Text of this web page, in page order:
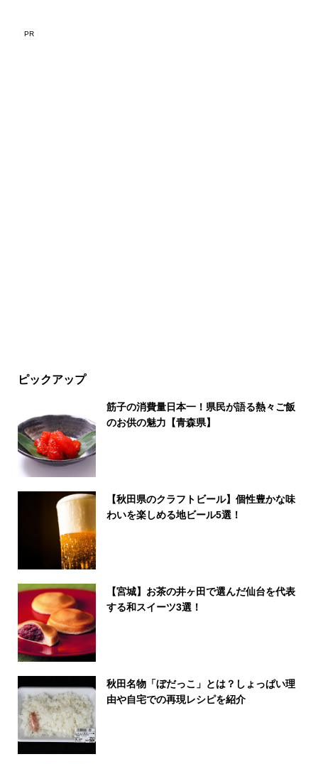
ピックアップ
筋子の消費量日本一！県民が語る熱々ご飯
のお供の魅力【青森県】
【秋田県のクラフトビール】個性豊かな味
わいを楽しめる地ビール5選！
【宮城】お茶の井ヶ田で選んだ仙台を代表
する和スイーツ3選！
秋田名物「ぼだっこ」とは？しょっぱい理
由や自宅での再現レシピを紹介